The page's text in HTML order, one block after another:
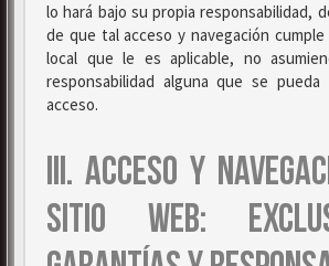
lo hará bajo su propia responsabilidad,
de que tal acceso y navegación cumple
local que le es aplicable, no
responsabilidad alguna que se
acceso.
III. ACCESO Y
SITIO WEB: